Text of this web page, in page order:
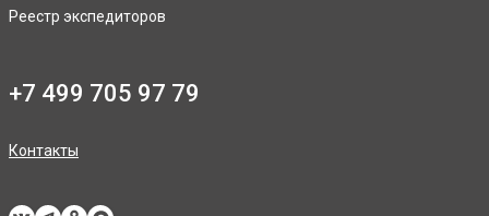
Реестр экспедиторов
+7 499 705 97 79
Контакты